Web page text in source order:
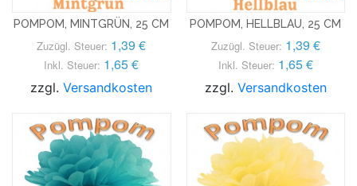
POMPOM, MINTGRÜN, 25 CM
Zuzügl. Steuer: 1,39 €
Inkl. Steuer: 1,65 €
zzgl.Versandkosten
POMPOM, HELLBLAU, 25 CM
Zuzügl. Steuer: 1,39 €
Inkl. Steuer: 1,65 €
zzgl. Versandkosten